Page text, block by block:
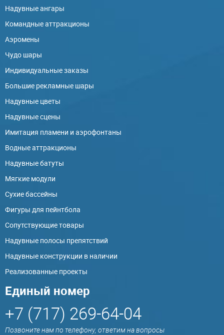
Надувные ангары
Командные аттракционы
Аэромены
Чудо шары
Индивидуальные заказы
Большие рекламные шары
Надувные цветы
Надувные сцены
Имитация пламени и аэрофонтаны
Водные аттракционы
Надувные батуты
Мягкие модули
Сухие бассейны
Фигуры для пейнтбола
Сопутствующие товары
Надувные полосы препятствий
Надувные конструкции в наличии
Реализованные проекты
Единый номер
+7 (717) 269-64-04
Позвоните нам по телефону, ответим на вопросы